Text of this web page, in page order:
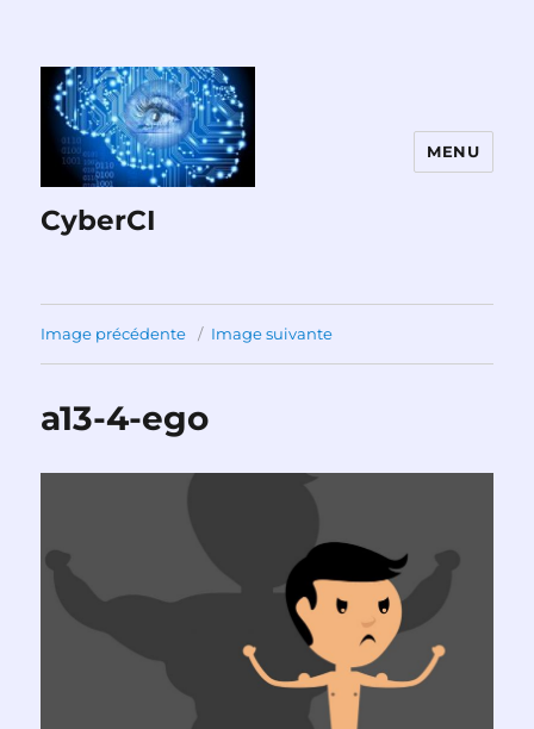
CyberCI
MENU
Image précédente Image suivante
a13-4-ego